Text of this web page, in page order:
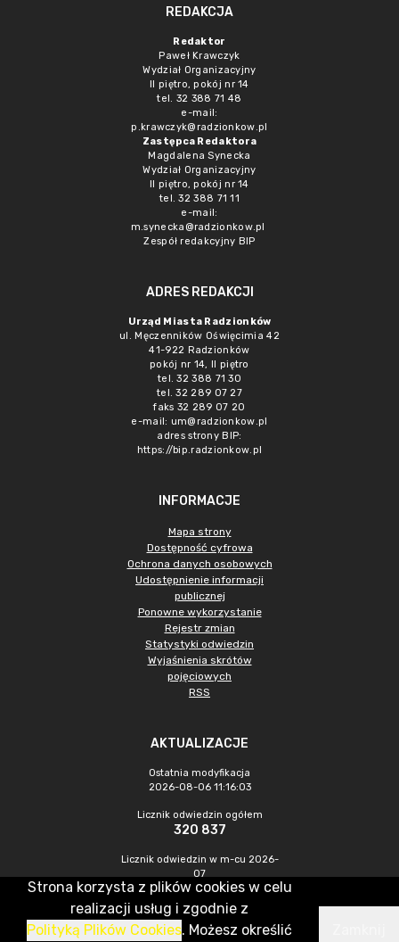
REDAKCJA
Redaktor
Paweł Krawczyk
Wydział Organizacyjny
II piętro, pokój nr 14
tel. 32 388 71 48
e-mail:
p.krawczyk@radzionkow.pl
Zastępca Redaktora
Magdalena Synecka
Wydział Organizacyjny
II piętro, pokój nr 14
tel. 32 388 71 11
e-mail:
m.synecka@radzionkow.pl
Zespół redakcyjny BIP
ADRES REDAKCJI
Urząd Miasta Radzionków
ul. Męczenników Oświęcimia 42
41-922 Radzionków
pokój nr 14, II piętro
tel. 32 388 71 30
tel. 32 289 07 27
faks 32 289 07 20
e-mail: um@radzionkow.pl
adres strony BIP:
https://bip.radzionkow.pl
INFORMACJE
Mapa strony
Dostępność cyfrowa
Ochrona danych osobowych
Udostępnienie informacji
publicznej
Ponowne wykorzystanie
Rejestr zmian
Statystyki odwiedzin
Wyjaśnienia skrótów
pojęciowych
RSS
AKTUALIZACJE
Ostatnia modyfikacja
2026-08-06 11:16:03
Licznik odwiedzin ogółem
320 837
Licznik odwiedzin w m-cu 2026-
07
896
CMS & Hosting: Nefeni Sp. z o.o.
Strona korzysta z plików cookies w celu
realizacji usług i zgodnie z
Polityką Plików Cookies. Możesz określić